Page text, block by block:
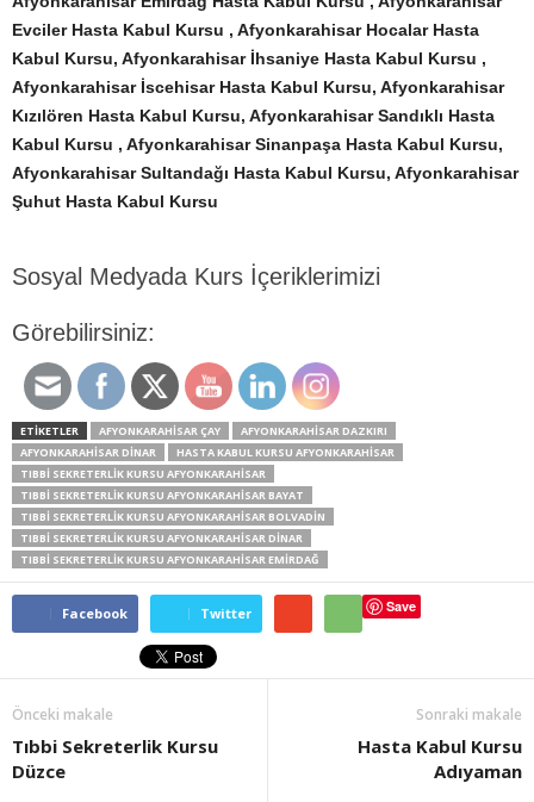
Evciler Hasta Kabul Kursu , Afyonkarahisar Hocalar Hasta
Kabul Kursu, Afyonkarahisar İhsaniye Hasta Kabul Kursu ,
Afyonkarahisar İscehisar Hasta Kabul Kursu, Afyonkarahisar
Kızılören Hasta Kabul Kursu, Afyonkarahisar Sandıklı Hasta
Kabul Kursu , Afyonkarahisar Sinanpaşa Hasta Kabul Kursu,
Afyonkarahisar Sultandağı Hasta Kabul Kursu, Afyonkarahisar
Şuhut Hasta Kabul Kursu
Sosyal Medyada Kurs İçeriklerimizi
Görebilirsiniz:
ETİKETLER AFYONKARAHISAR ÇAY
AFYONKARAHISAR DAZKIRI
AFYONKARAHISAR DINAR
HASTA KABUL KURSU AFYONKARAHISAR
TIBBI SEKRETERLIK KURSU AFYONKARAHISAR
TIBBI SEKRETERLIK KURSU AFYONKARAHISAR BAYAT
TIBBI SEKRETERLIK KURSU AFYONKARAHISAR BOLVADIN
TIBBI SEKRETERLIK KURSU AFYONKARAHISAR DINAR
TIBBI SEKRETERLIK KURSU AFYONKARAHISAR EMIRDAĞ
Facebook Twitter Save
Önceki makale
Tıbbi Sekreterlik Kursu
Düzce
Sonraki makale
Hasta Kabul Kursu
Adıyaman